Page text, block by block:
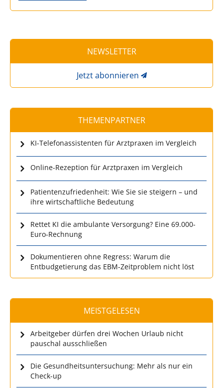
NEWSLETTER
Jetzt abonnieren
THEMENPARTNER
KI-Telefonassistenten für Arztpraxen im Vergleich
Online-Rezeption für Arztpraxen im Vergleich
Patientenzufriedenheit: Wie Sie sie steigern – und
ihre wirtschaftliche Bedeutung
Rettet KI die ambulante Versorgung? Eine 69.000-
Euro-Rechnung
Dokumentieren ohne Regress: Warum die
Entbudgetierung das EBM-Zeitproblem nicht löst
MEISTGELESEN
Arbeitgeber dürfen drei Wochen Urlaub nicht
pauschal ausschließen
Die Gesundheitsuntersuchung: Mehr als nur ein
Check-up